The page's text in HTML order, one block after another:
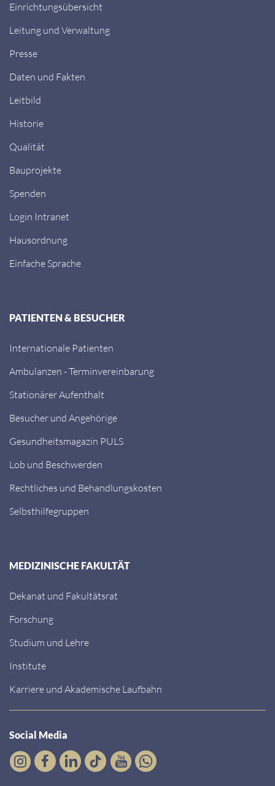
Einrichtungsübersicht
Leitung und Verwaltung
Presse
Daten und Fakten
Leitbild
Historie
Qualität
Bauprojekte
Spenden
Login Intranet
Hausordnung
Einfache Sprache
PATIENTEN & BESUCHER
Internationale Patienten
Ambulanzen - Terminvereinbarung
Stationärer Aufenthalt
Besucher und Angehörige
Gesundheitsmagazin PULS
Lob und Beschwerden
Rechtliches und Behandlungskosten
Selbsthilfegruppen
MEDIZINISCHE FAKULTÄT
Dekanat und Fakultätsrat
Forschung
Studium und Lehre
Institute
Karriere und Akademische Laufbahn
Social Media